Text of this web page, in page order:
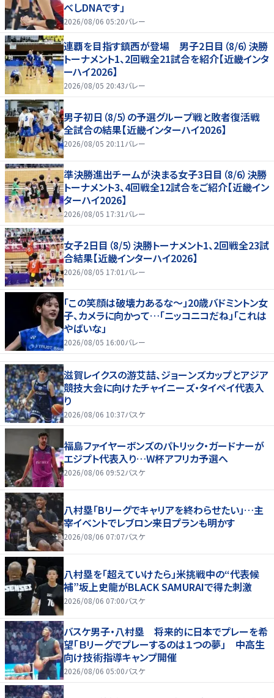
べしDNAです」
2026/08/06 05:20バレー
連覇を目指す鎮西が登場 男子2日目（8/6）決勝
トーナメント1、2回戦全21試合を紹介【近畿インタ
ーハイ2026】
2026/08/05 20:43バレー
男子初日（8/5）の予選グループ戦と敗者復活戦
全試合の結果【近畿インターハイ2026】
2026/08/05 20:11 バレー
準決勝進出チームが決まる女子3日目（8/6）決勝
トーナメント3、4回戦全12試合をご紹介【近畿イン
ターハイ2026】
2026/08/05 17:31バレー
女子2日目（8/5）決勝トーナメント1、2回戦全23試
合結果【近畿インターハイ2026】
2026/08/05 17:01 バレー
「この笑顔は破壊力あるな〜」20歳バドミントン女
子、カメラに向かって…「ニッコニコだね」「これは
やばいな」
2026/08/05 16:00バレー
滋賀レイクスの游艾喆、ジョーンズカップとアジア
競技大会に向けたチャイニーズ・タイペイ代表入
り
2026/08/06 10:37バスケ
福島ファイヤーボンズのパトリック・ガードナーが
エジプト代表入り…W杯アフリカ予選へ
2026/08/06 09:52バスケ
八村塁「Bリーグでキャリアを終わらせたい」…主
宰イベントでレブロン来日プランも明かす
2026/08/06 07:07バスケ
八村塁を「超えていけたら」米挑戦中の“代表候
補”坂上史龍がBLACK SAMURAIで得た刺激
2026/08/06 07:00バスケ
バスケ男子・八村塁 将来的に日本でプレーを希
望「Ｂリーグでプレーするのは１つの夢」 中高生
向け技術指導キャンプ開催
2026/08/06 05:00バスケ